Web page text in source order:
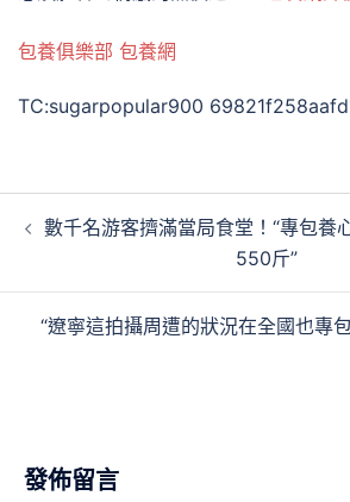
包養俱樂部 包養網
TC:sugarpopular900
章
數千名游客擠滿當局食堂！“專包養
550斤”
“遼寧這拍攝周遭的狀況在全國也專
發佈留言